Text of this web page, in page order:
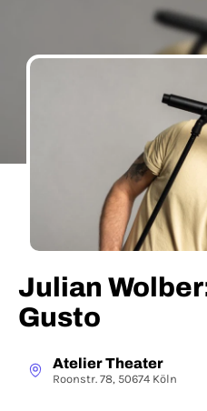
Julian
Gusto
Atelier Theater
Roonstr. 78, 50674 Köln